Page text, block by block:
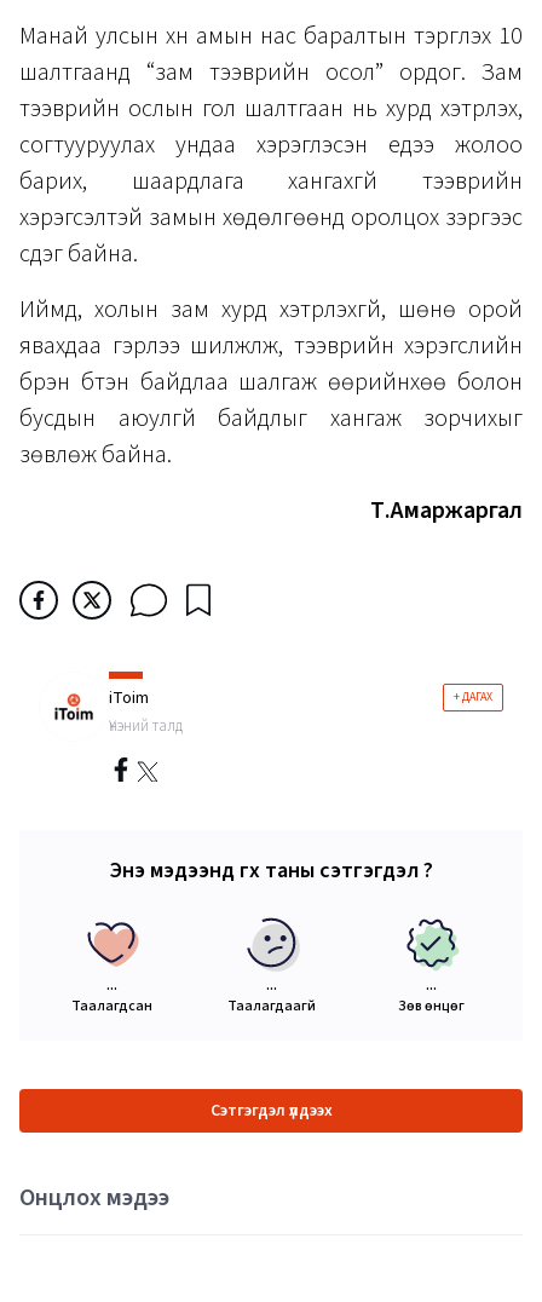
Манай улсын хүн амын нас баралтын тэргүүлэх 10
шалтгаанд “зам тээврийн осол” ордог. Зам
тээврийн ослын гол шалтгаан нь хурд хэтрүүлэх,
согтууруулах ундаа хэрэглэсэн үедээ жолоо
барих, шаардлага хангахгүй тээврийн
хэрэгсэлтэй замын хөдөлгөөнд оролцох зэргээс
үүсдэг байна.
Иймд, холын зам хурд хэтрүүлэхгүй, шөнө орой
явахдаа гэрлээ шилжүүлж, тээврийн хэрэгслийн
бүрэн бүтэн байдлаа шалгаж өөрийнхөө болон
бусдын аюулгүй байдлыг хангаж зорчихыг
зөвлөж байна.
Т.Амаржаргал
iToim + ДАГАХ
Үнэний талд
Энэ мэдээнд өгөх таны сэтгэгдэл ?
...
Таалагдсан
...
Таалагдаагүй
...
Зөв өнцөг
Сэтгэгдэл үлдээх
Онцлох мэдээ